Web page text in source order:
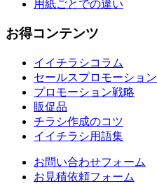
用紙ごとでの違い
お得コンテンツ
イイチラシコラム
セールスプロモーション
プロモーション戦略
販促品
チラシ作成のコツ
イイチラシ用語集
お問い合わせフォーム
お見積依頼フォーム